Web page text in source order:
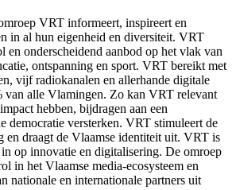
VRT informeert, inspireert en
in al hun eigenheid en diversiteit. VRT
en onderscheidend aanbod op het vlak van
ontspanning en sport. VRT bereikt met
vijf radiokanalen en allerhande digitale
van alle Vlamingen. Zo kan VRT relevant
hebben, bijdragen aan een
democratie versterken. VRT stimuleert de
en draagt de Vlaamse identiteit uit. VRT is
op innovatie en digitalisering. De omroep
in het Vlaamse media-ecosysteem en
nationale en internationale partners uit